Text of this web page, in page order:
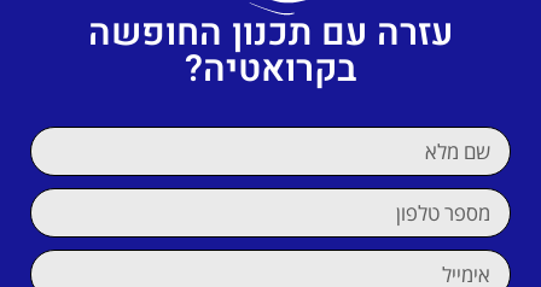
עזרה עם תכנון החופשה
בקרואטיה?